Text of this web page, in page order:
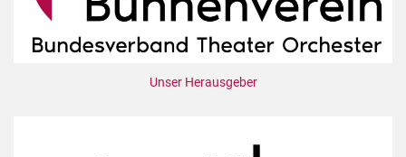
Unser Herausgeber